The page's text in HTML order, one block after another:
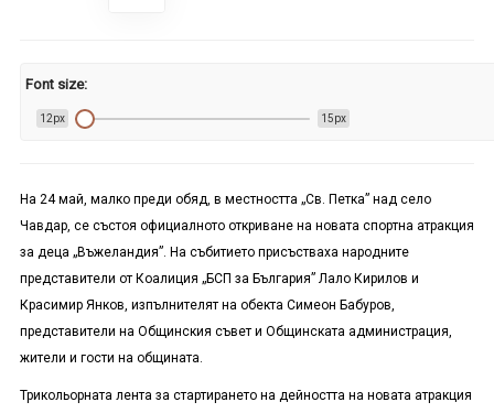
Font size:
12px 15px
На 24 май, малко преди обяд, в местността „Св. Петка” над село
Чавдар, се състоя официалното откриване на новата спортна атракция
за деца „Въжеландия”. На събитието присъстваха народните
представители от Коалиция „БСП за България” Лало Кирилов и
Красимир Янков, изпълнителят на обекта Симеон Бабуров,
представители на Общинския съвет и Общинската администрация,
жители и гости на общината.
Трикольорната лента за стартирането на дейността на новата атракция